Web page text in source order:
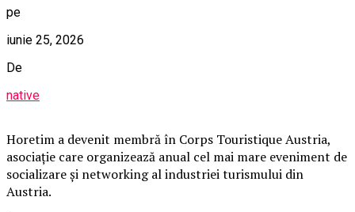
pe
iunie 25, 2026
De
native
Horetim a devenit membră în Corps Touristique Austria,
asociație care organizează anual cel mai mare eveniment de
socializare și networking al industriei turismului din
Austria.